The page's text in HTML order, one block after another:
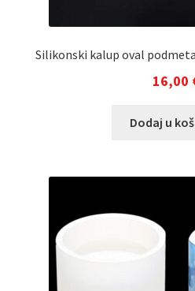
Silikonski kalup oval
16,00
Dodaj u